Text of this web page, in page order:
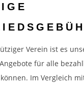
Verein ist es
für alle
Im Vergleich